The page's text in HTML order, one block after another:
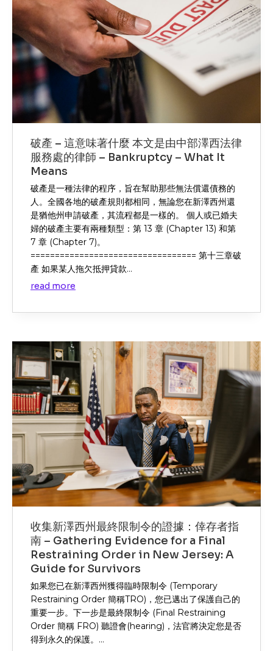
破產 – 這意味著什麼 本文是由中部澤西法律
服務處的律師 – Bankruptcy – What It
Means
破產是一種法律的程序，旨在幫助那些無法償還債務的
人。全國各地的破產規則都相同，無論您在新澤西州還
是猶他州申請破產，其流程都是一樣的。 個人或已婚夫
婦的破產主要有兩種類型：第 13 章 (Chapter 13) 和第
7 章 (Chapter 7)。
================================== 第十三章破
產 如果某人拖欠抵押貸款...
read more
收集新澤西州最終限制令的證據：倖存者指
南 – Gathering Evidence for a Final
Restraining Order in New Jersey: A
Guide for Survivors
如果您已在新澤西州獲得臨時限制令 (Temporary
Restraining Order 簡稱TRO)，您已邁出了保護自己的
重要一步。下一步是最終限制令 (Final Restraining
Order 簡稱 FRO) 聽證會(hearing)，法官將決定您是否
得到永久的保護。...